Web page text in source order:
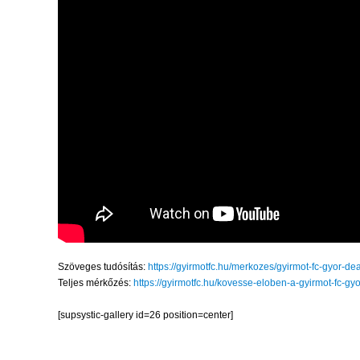
Szöveges tudósítás: https://gyirmotfc.hu/merkozes/gyirmot-fc-gyor-
Teljes mérkőzés: https://gyirmotfc.hu/kovesse-eloben-a-gyirmot-fc-
[supsystic-gallery id=26 position=center]